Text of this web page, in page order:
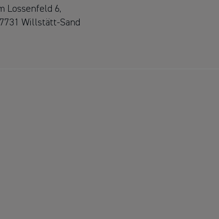
Lossenfeld 6,
Willstätt-Sand